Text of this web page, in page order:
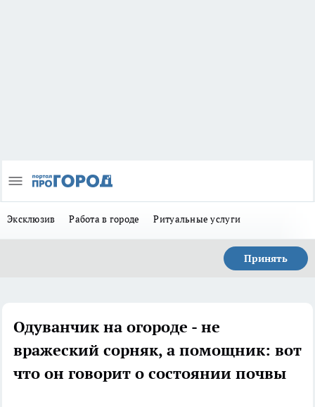
Эксклюзив Работа в городе Ритуальные услуги
Принять
Одуванчик на огороде - не
вражеский сорняк, а помощник: вот
что он говорит о состоянии почвы